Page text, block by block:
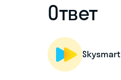
Ответ
Skysmart